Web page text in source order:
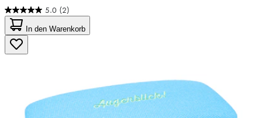
5.0 (2)
5.0
von
5
Sternen.
2
In den Warenkorb